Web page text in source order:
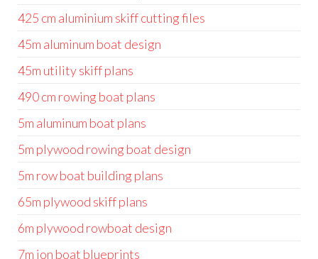
425 cm aluminium skiff cutting files
45m aluminum boat design
45m utility skiff plans
490 cm rowing boat plans
5m aluminum boat plans
5m plywood rowing boat design
5m row boat building plans
65m plywood skiff plans
6m plywood rowboat design
7m jon boat blueprints